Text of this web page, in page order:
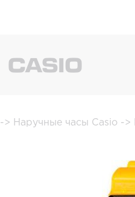
-> Наручные часы Casio ->